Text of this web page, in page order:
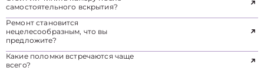
самостоятельного вскрытия?
Ремонт становится
нецелесообразным, что вы
предложите?
Какие поломки встречаются чаще
всего?